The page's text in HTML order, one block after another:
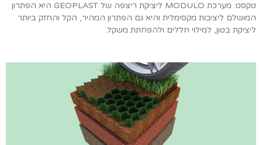
טקסט: מערכת MODULO ליציקת ריצפה של GEOPLAST היא הפתרון
המושלם ליציבות מקסימלית והיא גם הפתרון המהיר, הקל והחזק ביותר
ליציקת בטון, למילוי חללים ולהפחתת משקל.